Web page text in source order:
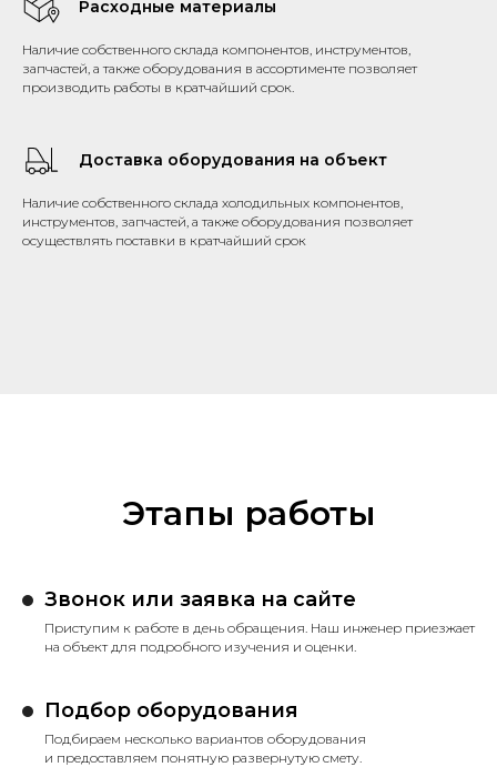
Расходные материалы
Наличие собственного склада компонентов, инструментов,
запчастей, а также оборудования в ассортименте позволяет
производить работы в кратчайший срок.
Доставка оборудования на объект
Наличие собственного склада холодильных компонентов,
инструментов, запчастей, а также оборудования позволяет
осуществлять поставки в кратчайший срок
Этапы работы
Звонок или заявка на сайте
Приступим к работе в день обращения. Наш инженер приезжает
на объект для подробного изучения и оценки.
Подбор оборудования
Подбираем несколько вариантов оборудования
и предоставляем понятную развернутую смету.